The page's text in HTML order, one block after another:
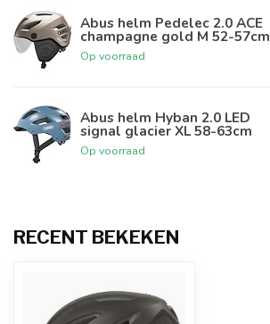
Abus helm Pedelec 2.0 ACE
champagne gold M 52-57cm
Op voorraad
Abus helm Hyban 2.0 LED
signal glacier XL 58-63cm
Op voorraad
RECENT BEKEKEN